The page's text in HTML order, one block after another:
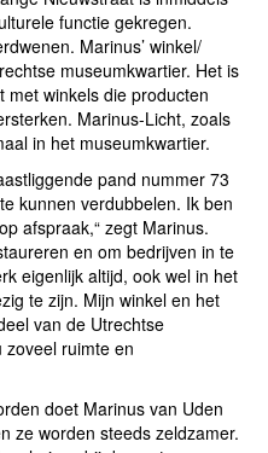
functie gekregen.
Marinus’ winkel/
museumkwartier. Het is
met winkels die producten
Marinus-Licht, zoals
in het museumkwartier.
pand nummer 73
kunnen verdubbelen. Ik ben
afspraak,“ zegt Marinus.
en om bedrijven in te
eigenlijk altijd, ook wel in het
te zijn. Mijn winkel en het
van de Utrechtse
ruimte en
doet Marinus van Uden
ze worden steeds zeldzamer.